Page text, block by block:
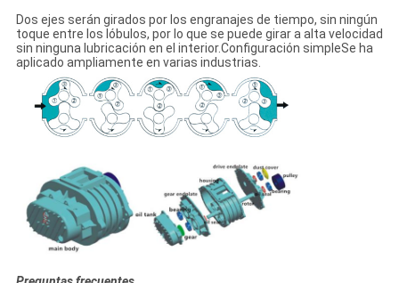
Dos ejes serán girados por los engranajes de tiempo, sin ningún
toque entre los lóbulos, por lo que se puede girar a alta velocidad
sin ninguna lubricación en el interior.Configuración simpleSe ha
aplicado ampliamente en varias industrias.